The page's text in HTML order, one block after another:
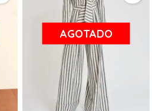
AGOTADO